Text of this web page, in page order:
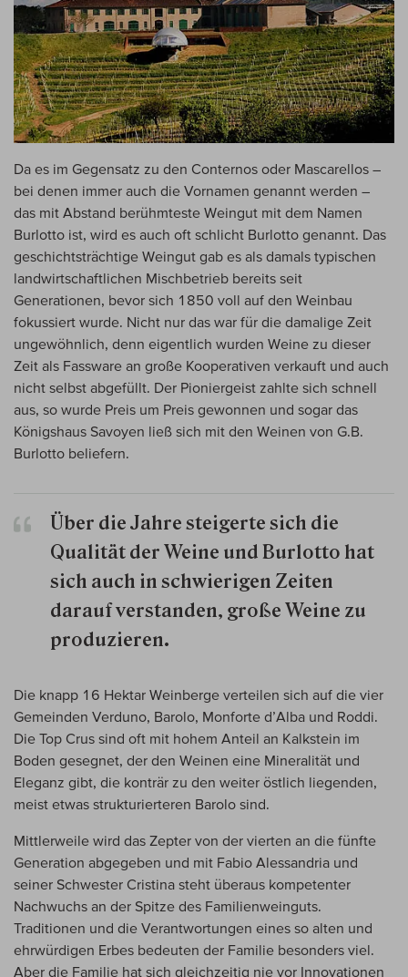
Da es im Gegensatz zu den Conternos oder Mascarellos –
bei denen immer auch die Vornamen genannt werden –
das mit Abstand berühmteste Weingut mit dem Namen
Burlotto ist, wird es auch oft schlicht Burlotto genannt. Das
geschichtsträchtige Weingut gab es als damals typischen
landwirtschaftlichen Mischbetrieb bereits seit
Generationen, bevor sich 1850 voll auf den Weinbau
fokussiert wurde. Nicht nur das war für die damalige Zeit
ungewöhnlich, denn eigentlich wurden Weine zu dieser
Zeit als Fassware an große Kooperativen verkauft und auch
nicht selbst abgefüllt. Der Pioniergeist zahlte sich schnell
aus, so wurde Preis um Preis gewonnen und sogar das
Königshaus Savoyen ließ sich mit den Weinen von G.B.
Burlotto beliefern.
Über die Jahre steigerte sich die
Qualität der Weine und Burlotto hat
sich auch in schwierigen Zeiten
darauf verstanden, große Weine zu
produzieren.
Die knapp 16 Hektar Weinberge verteilen sich auf die vier
Gemeinden Verduno, Barolo, Monforte d’Alba und Roddi.
Die Top Crus sind oft mit hohem Anteil an Kalkstein im
Boden gesegnet, der den Weinen eine Mineralität und
Eleganz gibt, die konträr zu den weiter östlich liegenden,
meist etwas strukturierteren Barolo sind.
Mittlerweile wird das Zepter von der vierten an die fünfte
Generation abgegeben und mit Fabio Alessandria und
seiner Schwester Cristina steht überaus kompetenter
Nachwuchs an der Spitze des Familienweinguts.
Traditionen und die Verantwortungen eines so alten und
ehrwürdigen Erbes bedeuten der Familie besonders viel.
Aber die Familie hat sich gleichzeitig nie vor Innovationen